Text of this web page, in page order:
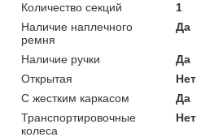
Количество секций
1
Наличие наплечного
ремня
Да
Наличие ручки
Да
Открытая
Нет
С жестким каркасом
Да
Транспортировочные
колеса
Нет